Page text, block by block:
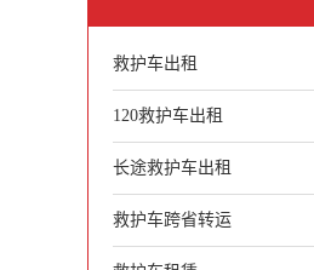
救护车出租
120救护车出租
长途救护车出租
救护车跨省转运